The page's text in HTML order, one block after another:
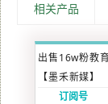
相关产品
出售16w粉教
【墨禾新媒】
订阅号